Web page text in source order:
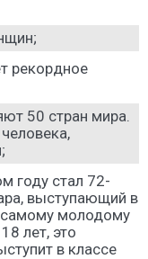
рекордное
50 стран мира.
году стал 72-
выступающий в
самому молодому
лет, это
в классе